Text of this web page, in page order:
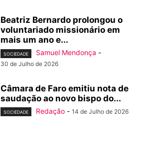
Beatriz Bernardo prolongou o
voluntariado missionário em
mais um ano e...
SOCIEDADE Samuel Mendonça -
30 de Julho de 2026
Câmara de Faro emitiu nota de
saudação ao novo bispo do...
SOCIEDADE Redação - 14 de Julho de 2026